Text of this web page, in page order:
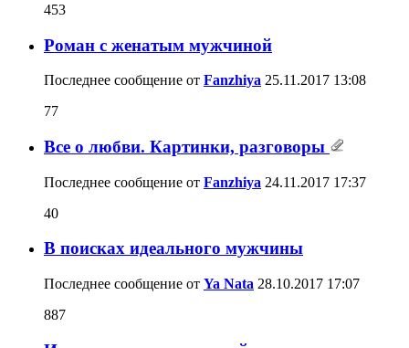
453
Роман с женатым мужчиной
Последнее сообщение от Fanzhiya 25.11.2017 13:08
77
Все о любви. Картинки, разговоры
Последнее сообщение от Fanzhiya 24.11.2017 17:37
40
В поисках идеального мужчины
Последнее сообщение от Ya Nata 28.10.2017 17:07
887